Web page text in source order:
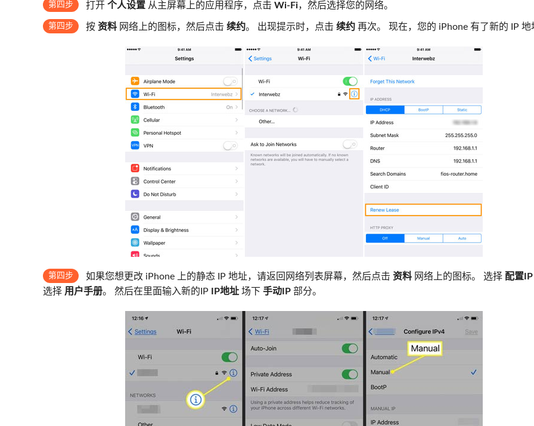
第四步 打开 个人设置 从主屏幕上的应用程序，点击 Wi-Fi，然后选择您的网络。
第四步 按 资料 网络上的图标，然后点击 续约。 出现提示时，点击 续约 再次。 现在，您的 iPhone 有了新的 IP 地
第四步 如果您想更改 iPhone 上的静态 IP 地址，请返回网络列表屏幕，然后点击 资料 网络上的图标。 选择 配置IP
选择 用户手册。 然后在里面输入新的IP IP地址 场下 手动IP 部分。